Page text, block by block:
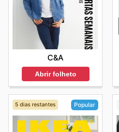
C&A
Abrir folheto
5 dias restantes Popular